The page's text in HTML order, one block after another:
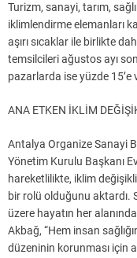
Turizm, sanayi, tarım,
iklimlendirme elemanları
aşırı sıcaklar ile birlikte
temsilcileri ağustos ayı
pazarlarda ise yüzde 15’e
ANA ETKEN İKLİM
Antalya Organize Sanayi
Yönetim Kurulu Başkanı
hareketlilikte, iklim
bir rolü olduğunu aktardı.
üzere hayatın her
Akbağ, “Hem insan
düzeninin korunması için